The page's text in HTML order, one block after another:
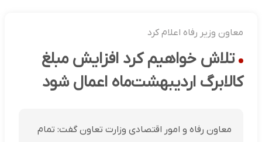
معاون وزیر رفاه اعلام کرد
تلاش خواهیم کرد افزایش مبلغ
کالابرگ اردیبهشت‌ماه اعمال شود
معاون رفاه و امور اقتصادی وزارت تعاون گفت: تمام